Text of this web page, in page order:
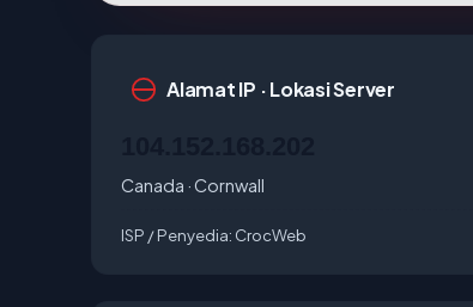
Alamat IP · Lokasi Server
Canada · Cornwall
ISP / Penyedia: CrocWeb